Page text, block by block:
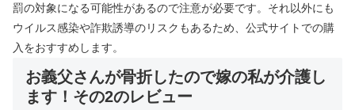
罰の対象になる可能性があるので注意が必要です。それ以外にも
ウイルス感染や詐欺誘導のリスクもあるため、公式サイトでの購
入をおすすめします。
お義父さんが骨折したので嫁の私が介護し
ます！その2のレビュー